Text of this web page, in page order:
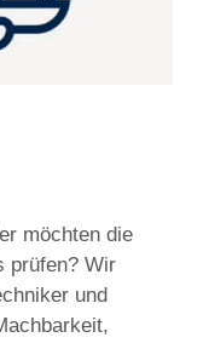
möchten die
prüfen? Wir
und